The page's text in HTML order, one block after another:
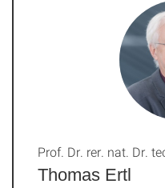
Thomas Ertl
Prof. Dr. rer. nat. Dr.